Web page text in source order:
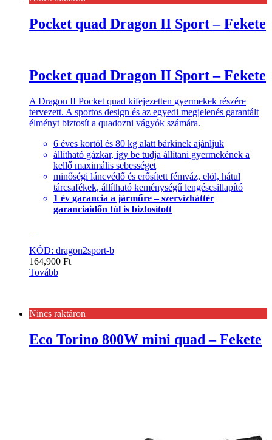
Pocket quad Dragon II Sport – Fekete
Pocket quad Dragon II Sport – Fekete
A Dragon II Pocket quad kifejezetten gyermekek részére
tervezett. A sportos design és az egyedi megjelenés garantált
élményt biztosít a quadozni vágyók számára.
6 éves kortól és 80 kg alatt bárkinek ajánljuk
állítható gázkar, így be tudja állítani gyermekének a
kellő maximális sebességet
minőségi láncvédő és erősített fémváz, elöl, hátul
tárcsafékek, állítható keménységű lengéscsillapító
1 év garancia a járműre – szervízháttér
garanciaidőn túl is biztosított
KÓD: dragon2sport-b
164,900 Ft
Tovább
Nincs raktáron
Eco Torino 800W mini quad – Fekete